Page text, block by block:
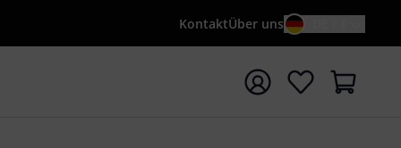
KontaktÜber uns
mit Suchwort {searchTerm} starten